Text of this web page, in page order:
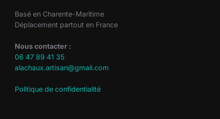
Basé en Charente-Maritime
Déplacement partout en France
Nous contacter :
06 47 89 41 35
alachaux.artisan@gmail.com
Politique de confidentialité